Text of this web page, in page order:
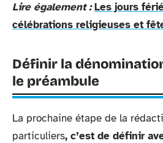
Lire également : Les jours
célébrations religieuses et
Définir la
le préambule
La prochaine étape de la
particuliers, c’est de définir